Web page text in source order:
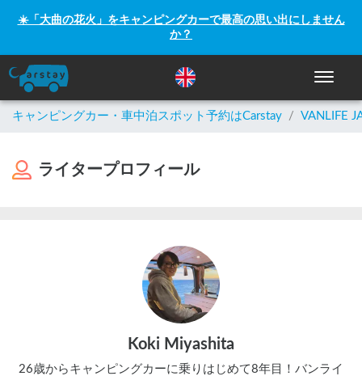
☀️「大曲の花火」をキャンピングカーで最高の思い出にしません
か？
ナビゲ
キャンピングカー・車中泊スポット予約はCarstay / VANLIFE
ライタープロフィール
Koki Miyashita
26歳からキャンピングカーに乗りはじめて8年目！バンライ